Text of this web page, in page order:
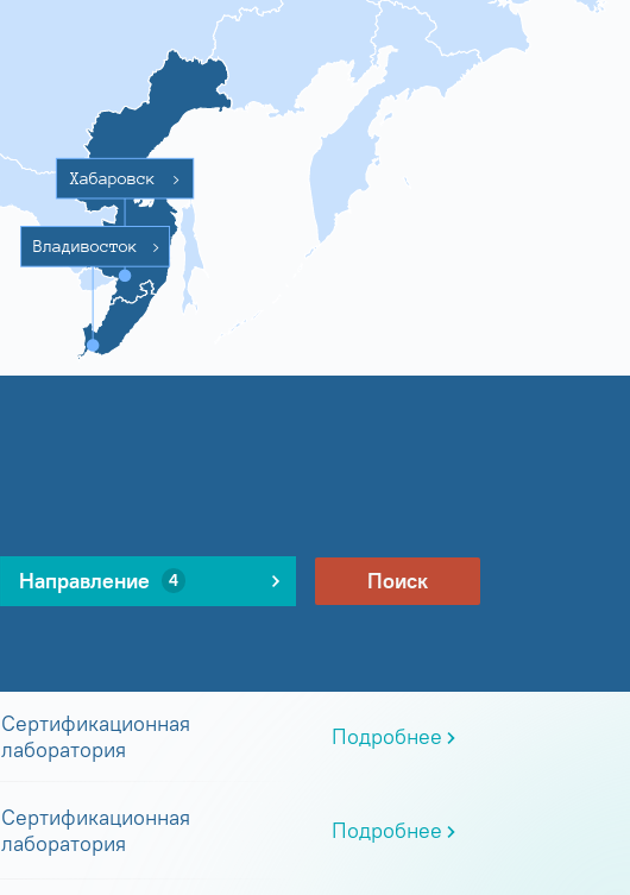
Хабаровск >
Владивосток >
Направление 4 Поиск
Сертификационная
лаборатория
Подробнее
Сертификационная
лаборатория
Подробнее